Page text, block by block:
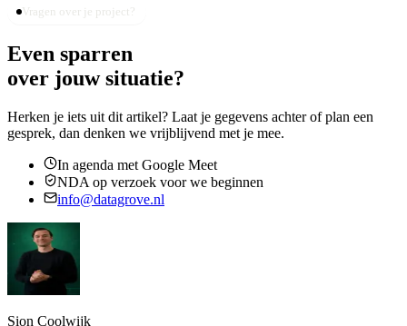
Vragen over je project?
Even sparren
over jouw situatie?
Herken je iets uit dit artikel? Laat je gegevens achter of plan een
gesprek, dan denken we vrijblijvend met je mee.
In agenda met Google Meet
NDA op verzoek voor we beginnen
info@datagrove.nl
Sion Coolwijk